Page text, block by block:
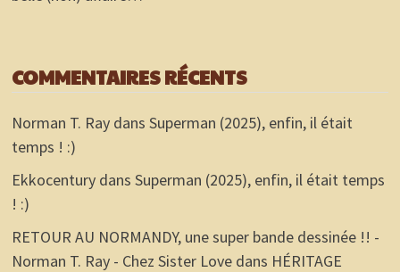
COMMENTAIRES RÉCENTS
Norman T. Raydans Superman (2025), enfin, il était
temps ! :)
Ekkocenturydans Superman (2025), enfin, il était temps
! :)
RETOUR AU NORMANDY, une super bande dessinée !! -
Norman T. Ray - Chez Sister Lovedans HÉRITAGE